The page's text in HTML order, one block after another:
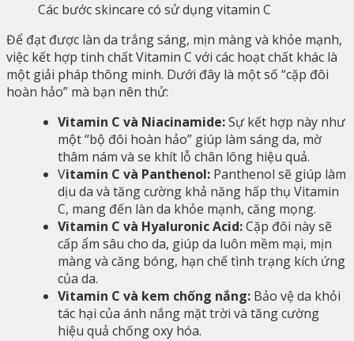
Các bước skincare có sử dụng vitamin C
Để đạt được làn da trắng sáng, mịn màng và khỏe mạnh,
việc kết hợp tinh chất Vitamin C với các hoạt chất khác là
một giải pháp thông minh. Dưới đây là một số “cặp đôi
hoàn hảo” mà bạn nên thử:
Vitamin C và Niacinamide:Sự kết hợp này như
một “bộ đôi hoàn hảo” giúp làm sáng da, mờ
thâm nám và se khít lỗ chân lông hiệu quả.
Vitamin C và Panthenol: Panthenol sẽ giúp làm
dịu da và tăng cường khả năng hấp thụ Vitamin
C, mang đến làn da khỏe mạnh, căng mọng.
Vitamin C và Hyaluronic Acid:Cặp đôi này sẽ
cấp ẩm sâu cho da, giúp da luôn mềm mại, mịn
màng và căng bóng, hạn chế tình trạng kích ứng
của da.
Vitamin C và kem chống nắng: Bảo vệ da khỏi
tác hại của ánh nắng mặt trời và tăng cường
hiệu quả chống oxy hóa.